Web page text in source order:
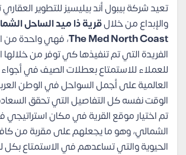
تعيد شركة بيبول أند بيليسيز للتطوير
والإبداع من خلالقرية ذا ميد الساحل
The Med North Coast، فهي واحدة من
الفريدة التي تم تنفيذها كي توفر من خلالها
للعملاء للاستمتاع بعطلات الصيف في
العالمية على أجمل السواحل في الوطن
الوقت نفسه كل التفاصيل التي تحقق
تم اختيار موقع القرية في مكان
الشمالي، وهو ما يجعلهم على مقربة من
الحيوية والتي تساعدهم في الاستمتاع